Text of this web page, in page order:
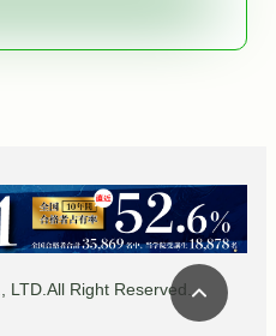
LTD.All Right Reserved.